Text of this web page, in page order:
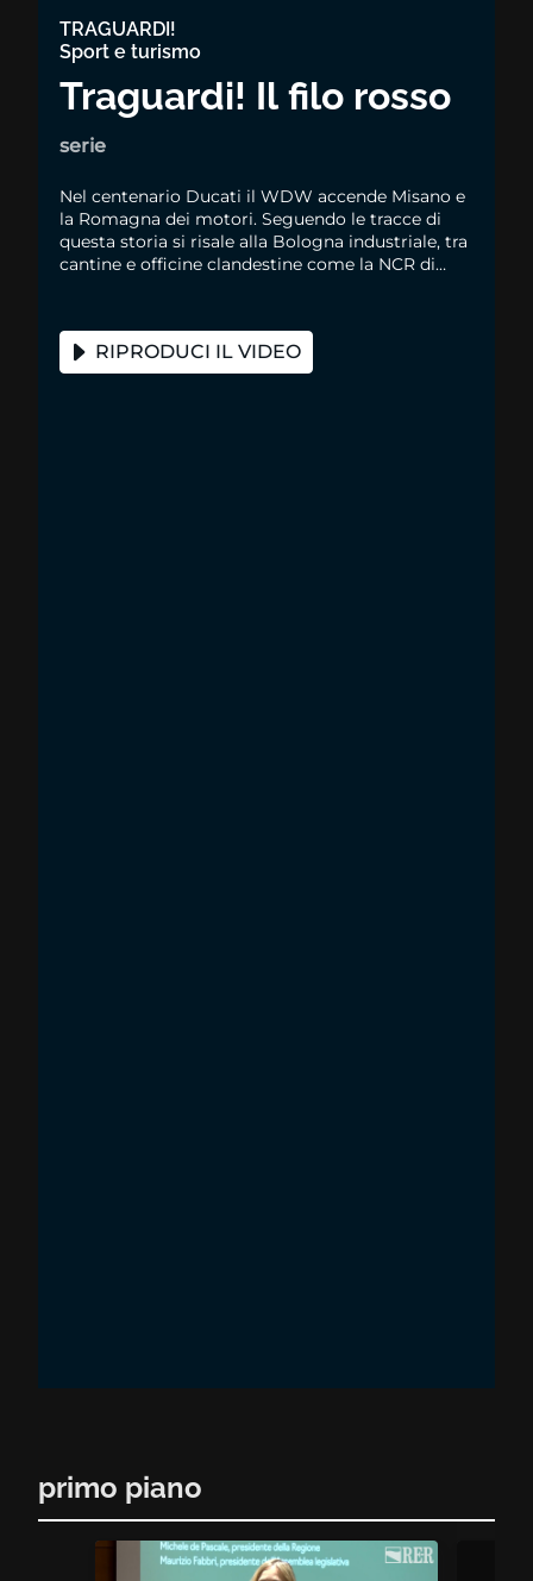
TRAGUARDI!
Sport e turismo
Traguardi! Il filo rosso
serie
Nel centenario Ducati il WDW accende Misano e
la Romagna dei motori. Seguendo le tracce di
questa storia si risale alla Bologna industriale, tra
cantine e officine clandestine come la NCR di
RIPRODUCI IL VIDEO
primo piano